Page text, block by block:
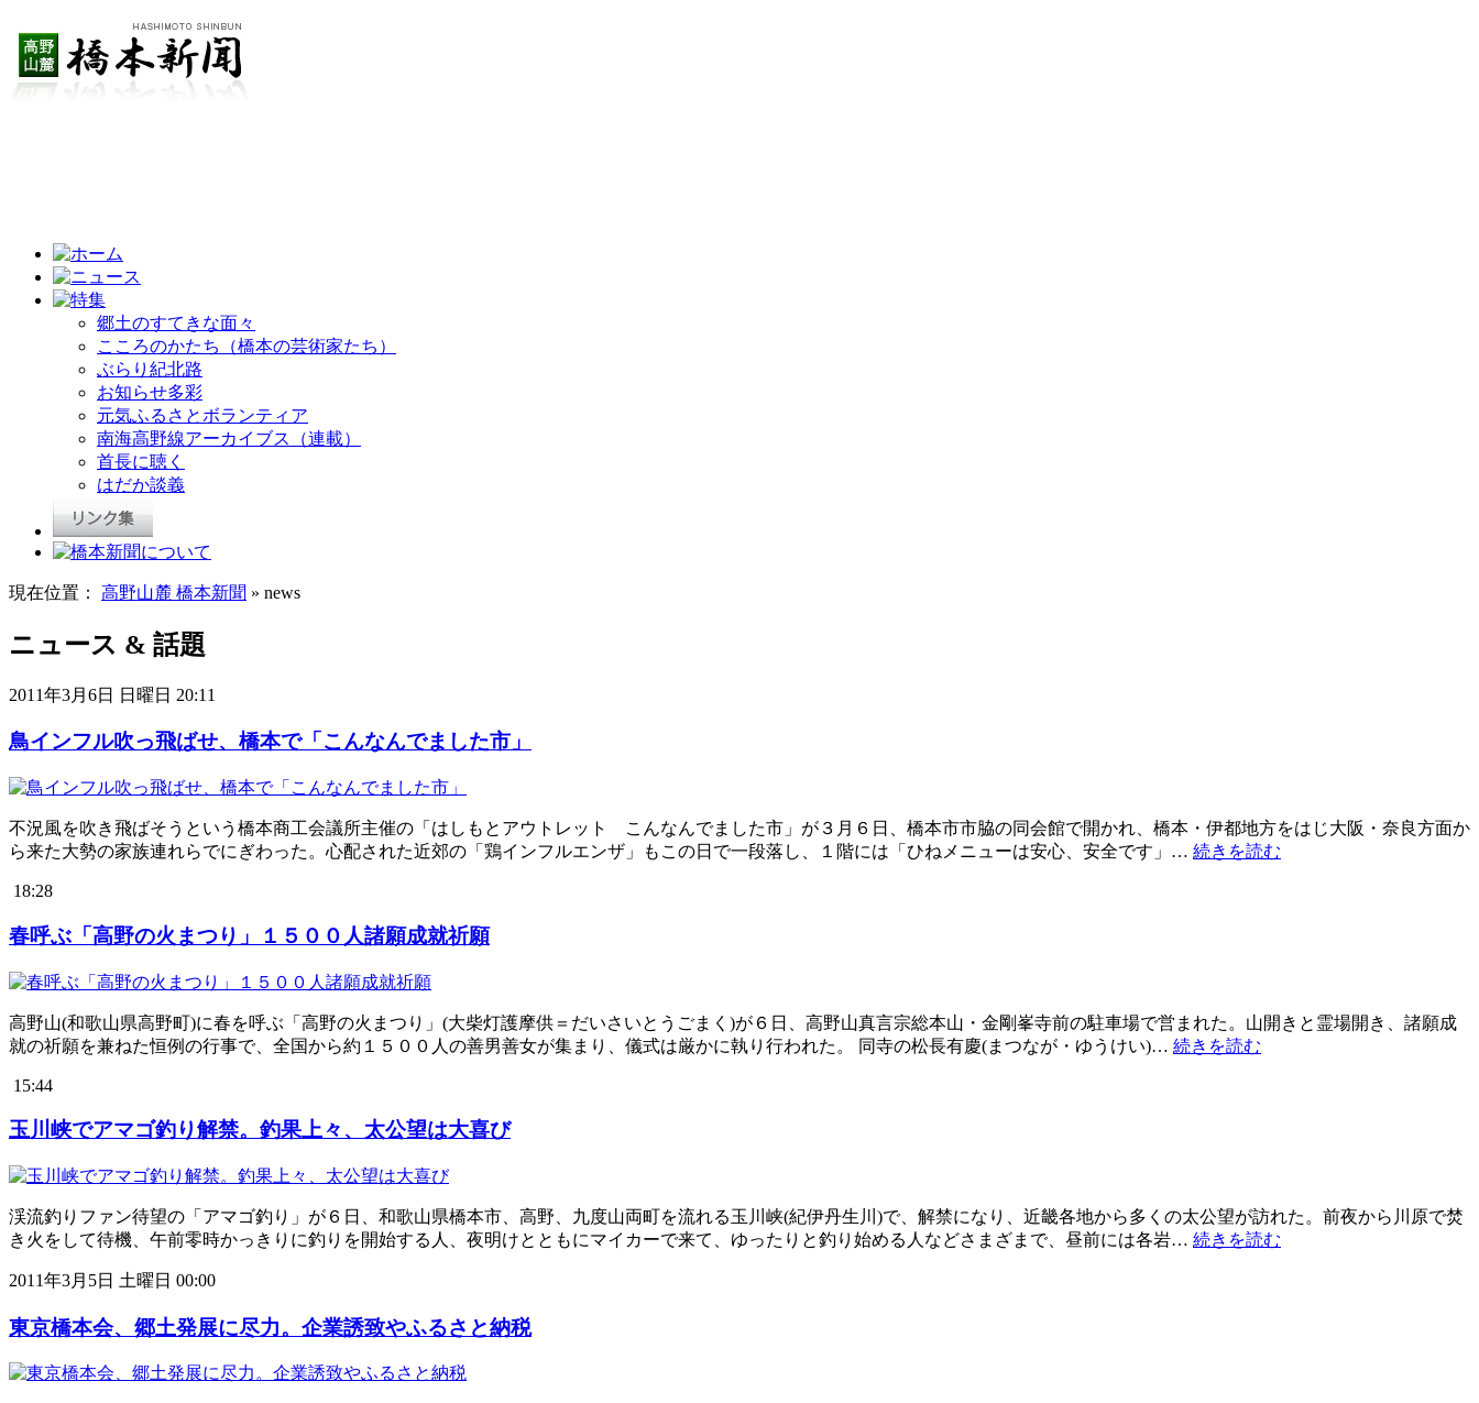
郷土のすてきな面々
こころのかたち（橋本の芸術家たち）
ぶらり紀北路
お知らせ多彩
元気ふるさとボランティア
南海高野線アーカイブス（連載）
首長に聴く
はだか談義
現在位置： 高野山麓 橋本新聞 » news
ニュース & 話題
2011年3月6日 日曜日 20:11
鳥インフル吹っ飛ばせ、橋本で「こんなんでました市」
不況風を吹き飛ばそうという橋本商工会議所主催の「はしもとアウトレット こんなんでました市」が３月６日、橋本市市脇の同会館で開かれ、橋本・伊都地方をはじ大阪・奈良方面か
ら来た大勢の家族連れらでにぎわった。心配された近郊の「鶏インフルエンザ」もこの日で一段落し、１階には「ひねメニューは安心、安全です」… 続きを読む
18:28
春呼ぶ「高野の火まつり」１５００人諸願成就祈願
高野山(和歌山県高野町)に春を呼ぶ「高野の火まつり」(大柴灯護摩供＝だいさいとうごまく)が６日、高野山真言宗総本山・金剛峯寺前の駐車場で営まれた。山開きと霊場開き、諸願成
就の祈願を兼ねた恒例の行事で、全国から約１５００人の善男善女が集まり、儀式は厳かに執り行われた。 同寺の松長有慶(まつなが・ゆうけい)… 続きを読む
15:44
玉川峡でアマゴ釣り解禁。釣果上々、太公望は大喜び
渓流釣りファン待望の「アマゴ釣り」が６日、和歌山県橋本市、高野、九度山両町を流れる玉川峡(紀伊丹生川)で、解禁になり、近畿各地から多くの太公望が訪れた。前夜から川原で焚
き火をして待機、午前零時かっきりに釣りを開始する人、夜明けとともにマイカーで来て、ゆったりと釣り始める人などさまざまで、昼前には各岩… 続きを読む
2011年3月5日 土曜日 00:00
東京橋本会、郷土発展に尽力。企業誘致やふるさと納税